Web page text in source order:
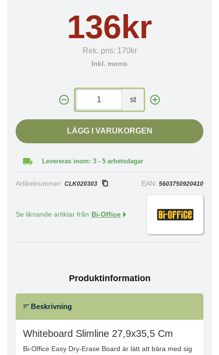
136kr
Rek. pris: 170kr
Inkl. moms
st
LÄGG I VARUKORGEN
Levereras inom: 3 - 5 arbetsdagar
Artikelnummer: CLK020303 EAN: 5603750920410
Se liknande artiklar från Bi-Office
Produktinformation
Beskrivning
Whiteboard Slimline 27,9x35,5 Cm
Bi-Office Easy Dry-Erase Board är lätt att bära med sig